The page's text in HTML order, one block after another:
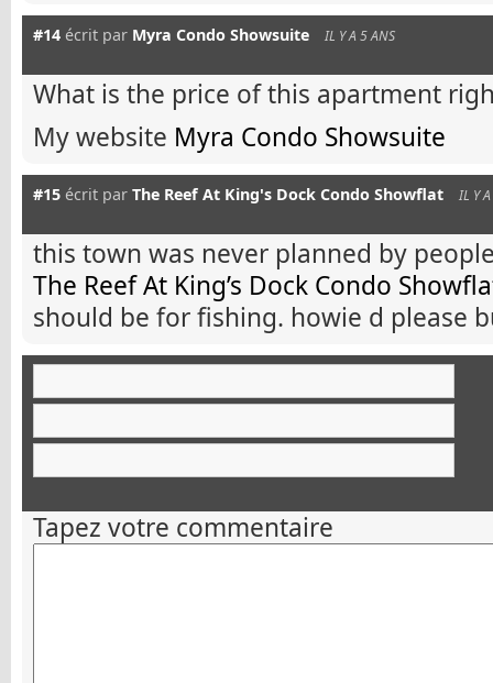
#14 écrit par Myra Condo Showsuite IL Y A 5 ANS
What is the price of this apartment
My website Myra Condo Showsuite
#15 écrit par The Reef At King's Dock Condo Showflat IL Y
this town was never planned by
The Reef At King’s Dock Condo
should be for fishing. howie d please
Tapez votre commentaire